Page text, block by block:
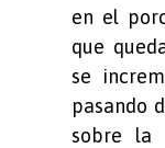
en el
que
se
pasando
sobre la